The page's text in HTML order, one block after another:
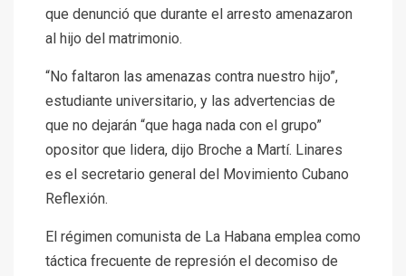
que denunció que durante el arresto amenazaron
al hijo del matrimonio.
“No faltaron las amenazas contra nuestro hijo”,
estudiante universitario, y las advertencias de
que no dejarán “que haga nada con el grupo”
opositor que lidera, dijo Broche a Martí. Linares
es el secretario general del Movimiento Cubano
Reflexión.
El régimen comunista de La Habana emplea como
táctica frecuente de represión el decomiso de